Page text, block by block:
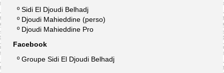
º Sidi El Djoudi Belhadj
º Djoudi Mahieddine (perso)
º Djoudi Mahieddine Pro
Facebook
º Groupe Sidi El Djoudi Belhadj